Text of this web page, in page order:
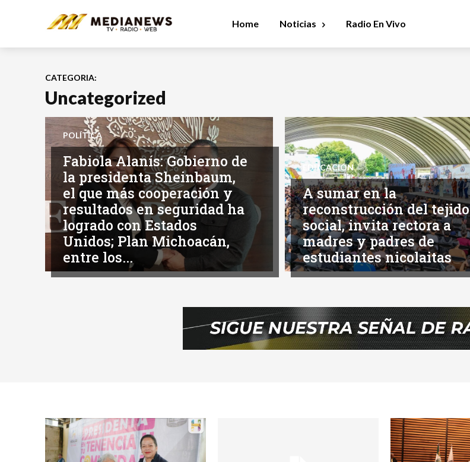
Home Noticias Radio En Vivo
CATEGORIA:
Uncategorized
POLÍTICA
Fabiola Alanís: Gobierno de
la presidenta Sheinbaum,
el que más cooperación y
resultados en seguridad ha
logrado con Estados
Unidos; Plan Michoacán,
entre los...
EDUCACIÓN
A sumar en la
reconstrucción del tejido
social, invita rectora a
madres y padres de
estudiantes nicolaitas